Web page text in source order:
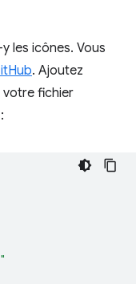
les icônes. Vous
. Ajoutez
votre fichier